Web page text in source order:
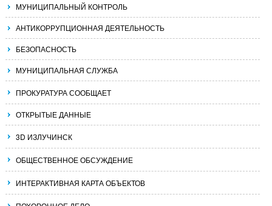
МУНИЦИПАЛЬНЫЙ КОНТРОЛЬ
АНТИКОРРУПЦИОННАЯ ДЕЯТЕЛЬНОСТЬ
БЕЗОПАСНОСТЬ
МУНИЦИПАЛЬНАЯ СЛУЖБА
ПРОКУРАТУРА СООБЩАЕТ
ОТКРЫТЫЕ ДАННЫЕ
3D ИЗЛУЧИНСК
ОБЩЕСТВЕННОЕ ОБСУЖДЕНИЕ
ИНТЕРАКТИВНАЯ КАРТА ОБЪЕКТОВ